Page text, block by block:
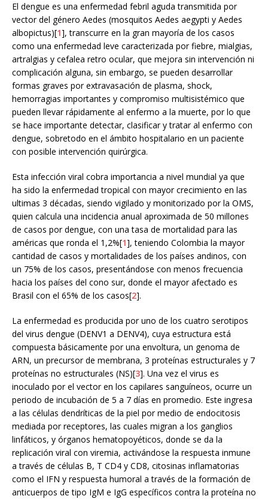
El dengue es una enfermedad febril aguda transmitida por
vector del género Aedes (mosquitos Aedes aegypti y Aedes
albopictus)[1], transcurre en la gran mayoría de los casos
como una enfermedad leve caracterizada por fiebre, mialgias,
artralgias y cefalea retro ocular, que mejora sin intervención ni
complicación alguna, sin embargo, se pueden desarrollar
formas graves por extravasación de plasma, shock,
hemorragias importantes y compromiso multisistémico que
pueden llevar rápidamente al enfermo a la muerte, por lo que
se hace importante detectar, clasificar y tratar al enfermo con
dengue, sobretodo en el ámbito hospitalario en un paciente
con posible intervención quirúrgica.
Esta infección viral cobra importancia a nivel mundial ya que
ha sido la enfermedad tropical con mayor crecimiento en las
ultimas 3 décadas, siendo vigilado y monitorizado por la OMS,
quien calcula una incidencia anual aproximada de 50 millones
de casos por dengue, con una tasa de mortalidad para las
américas que ronda el 1,2%[1], teniendo Colombia la mayor
cantidad de casos y mortalidades de los países andinos, con
un 75% de los casos, presentándose con menos frecuencia
hacia los países del cono sur, donde el mayor afectado es
Brasil con el 65% de los casos[2].
La enfermedad es producida por uno de los cuatro serotipos
del virus dengue (DENV1 a DENV4), cuya estructura está
compuesta básicamente por una envoltura, un genoma de
ARN, un precursor de membrana, 3 proteínas estructurales y 7
proteínas no estructurales (NS)[3]. Una vez el virus es
inoculado por el vector en los capilares sanguíneos, ocurre un
periodo de incubación de 5 a 7 días en promedio. Este ingresa
a las células dendríticas de la piel por medio de endocitosis
mediada por receptores, las cuales migran a los ganglios
linfáticos, y órganos hematopoyéticos, donde se da la
replicación viral con viremia, activándose la respuesta inmune
a través de células B, T CD4 y CD8, citosinas inflamatorias
como el IFN y respuesta humoral a través de la formación de
anticuerpos de tipo IgM e IgG específicos contra la proteína no